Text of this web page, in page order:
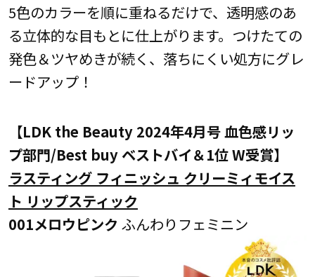
5色のカラーを順に重ねるだけで、透明感のあ
る立体的な目もとに仕上がります。つけたての
発色＆ツヤめきが続く、落ちにくい処方にグレ
ードアップ！
【LDK the Beauty 2024年4月号 血色感リッ
プ部門/Best buy ベストバイ＆1位 W受賞】
ラスティング フィニッシュ クリーミィモイス
ト リップスティック
001メロウピンク ふんわりフェミニン